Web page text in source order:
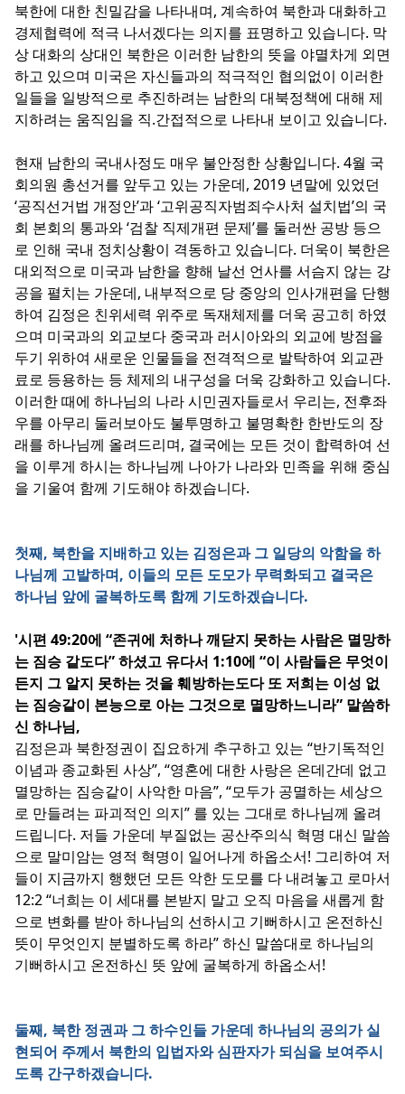
북한에 대한 친밀감을 나타내며, 계속하여 북한과 대화하고
경제협력에 적극 나서겠다는 의지를 표명하고 있습니다. 막
상 대화의 상대인 북한은 이러한 남한의 뜻을 야멸차게 외면
하고 있으며 미국은 자신들과의 적극적인 협의없이 이러한
일들을 일방적으로 추진하려는 남한의 대북정책에 대해 제
지하려는 움직임을 직.간접적으로 나타내 보이고 있습니다.
현재 남한의 국내사정도 매우 불안정한 상황입니다. 4월 국
회의원 총선거를 앞두고 있는 가운데, 2019 년말에 있었던
‘공직선거법 개정안’과 ‘고위공직자범죄수사처 설치법’의 국
회 본회의 통과와 ‘검찰 직제개편 문제’를 둘러싼 공방 등으
로 인해 국내 정치상황이 격동하고 있습니다. 더욱이 북한은
대외적으로 미국과 남한을 향해 날선 언사를 서슴지 않는 강
공을 펼치는 가운데, 내부적으로 당 중앙의 인사개편을 단행
하여 김정은 친위세력 위주로 독재체제를 더욱 공고히 하였
으며 미국과의 외교보다 중국과 러시아와의 외교에 방점을
두기 위하여 새로운 인물들을 전격적으로 발탁하여 외교관
료로 등용하는 등 체제의 내구성을 더욱 강화하고 있습니다.
이러한 때에 하나님의 나라 시민권자들로서 우리는, 전후좌
우를 아무리 둘러보아도 불투명하고 불명확한 한반도의 장
래를 하나님께 올려드리며, 결국에는 모든 것이 합력하여 선
을 이루게 하시는 하나님께 나아가 나라와 민족을 위해 중심
을 기울여 함께 기도해야 하겠습니다.
첫째, 북한을 지배하고 있는 김정은과 그 일당의 악함을 하
나님께 고발하며, 이들의 모든 도모가 무력화되고 결국은
하나님 앞에 굴복하도록 함께 기도하겠습니다.
'시편 49:20에 “존귀에 처하나 깨닫지 못하는 사람은 멸망하
는 짐승 같도다” 하셨고 유다서 1:10에 “이 사람들은 무엇이
든지 그 알지 못하는 것을 훼방하는도다 또 저희는 이성 없
는 짐승같이 본능으로 아는 그것으로 멸망하느니라” 말씀하
신 하나님,
김정은과 북한정권이 집요하게 추구하고 있는 “반기독적인
이념과 종교화된 사상”, “영혼에 대한 사랑은 온데간데 없고
멸망하는 짐승같이 사악한 마음”, “모두가 공멸하는 세상으
로 만들려는 파괴적인 의지” 를 있는 그대로 하나님께 올려
드립니다. 저들 가운데 부질없는 공산주의식 혁명 대신 말씀
으로 말미암는 영적 혁명이 일어나게 하옵소서! 그리하여 저
들이 지금까지 행했던 모든 악한 도모를 다 내려놓고 로마서
12:2 “너희는 이 세대를 본받지 말고 오직 마음을 새롭게 함
으로 변화를 받아 하나님의 선하시고 기뻐하시고 온전하신
뜻이 무엇인지 분별하도록 하라” 하신 말씀대로 하나님의
기뻐하시고 온전하신 뜻 앞에 굴복하게 하옵소서!
둘째, 북한 정권과 그 하수인들 가운데 하나님의 공의가 실
현되어 주께서 북한의 입법자와 심판자가 되심을 보여주시
도록 간구하겠습니다.